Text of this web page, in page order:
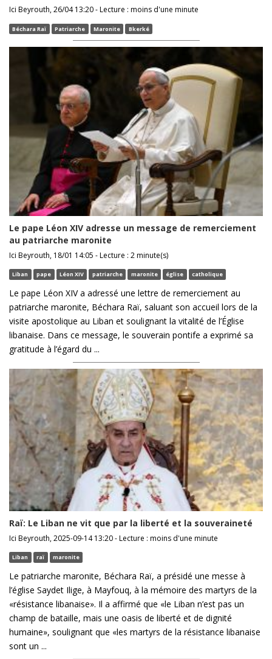
Ici Beyrouth, 26/04 13:20 - Lecture : moins d'une minute
Béchara Raï Patriarche Maronite Bkerké
Le pape Léon XIV adresse un message de remerciement
au patriarche maronite
Ici Beyrouth, 18/01 14:05 - Lecture : 2 minute(s)
Liban pape Léon XIV patriarche maronite église catholique
Le pape Léon XIV a adressé une lettre de remerciement au
patriarche maronite, Béchara Raï, saluant son accueil lors de la
visite apostolique au Liban et soulignant la vitalité de l’Église
libanaise. Dans ce message, le souverain pontife a exprimé sa
gratitude à l’égard du ...
Raï: Le Liban ne vit que par la liberté et la souveraineté
Ici Beyrouth, 2025-09-14 13:20 - Lecture : moins d'une minute
Liban raï maronite
Le patriarche maronite, Béchara Raï, a présidé une messe à
l’église Saydet Ilige, à Mayfouq, à la mémoire des martyrs de la
«résistance libanaise». Il a affirmé que «le Liban n’est pas un
champ de bataille, mais une oasis de liberté et de dignité
humaine», soulignant que «les martyrs de la résistance libanaise
sont un ...